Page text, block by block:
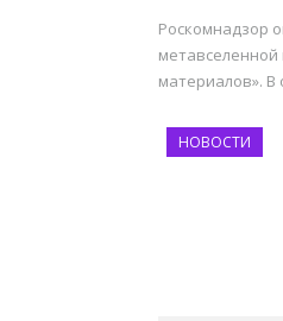
Роскомнадзор
метавселенной
материалов». В
НОВОСТИ